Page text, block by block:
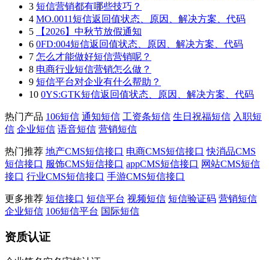
3 短信营销都有哪些技巧？
4 MO.0011短信返回值状态、原因、解决方案、代码
5
【2026】中秋节放假通知
6 0FD:004短信返回值状态、原因、解决方案、代码
7 怎么才能做好短信营销呢？
8 电商行业短信营销怎么做？
9 短信平台对企业有什么帮助？
10 0YS:GTK短信返回值状态、原因、解决方案、代码
热门产品 106短信 通知短信 工资条短信 生日祝福短信 入职短
信 企业短信 语音短信 营销短信
热门推荐 地产CMS短信接口 电商CMS短信接口 快消品CMS
短信接口 服饰CMS短信接口 appCMS短信接口 网站CMS短信
接口 行业CMS短信接口 手游CMS短信接口
更多推荐 短信接口 短信平台 视频短信 短信验证码 营销短信
企业短信 106短信平台 国际短信
资质认证